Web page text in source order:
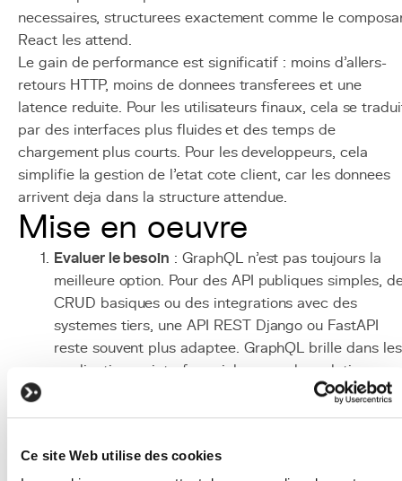
Ce site Web utilise des cookies
necessaires, structurees exactement comme le
React les attend.
Le gain de performance est significatif : moins d'allers-
retours HTTP, moins de donnees transferees et une
latence reduite. Pour les utilisateurs finaux, cela se
par des interfaces plus fluides et des temps de
chargement plus courts. Pour les developpeurs, cela
simplifie la gestion de l'etat cote client, car les donnees
arrivent deja dans la structure attendue.
Mise en oeuvre
Evaluer le besoin : GraphQL n'est pas toujours la
meilleure option. Pour des API publiques simples,
CRUD basiques ou des integrations avec des
systemes tiers, une API REST Django ou FastAPI
reste souvent plus adaptee. GraphQL brille dans les
applications a interface riche avec des relations
Definir le schema: concevez votre schema
types principaux, leurs relations et les operations